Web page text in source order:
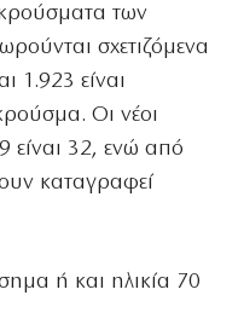
των
σχετιζόμενα
1.923 είναι
Οι νέοι
είναι 32, ενώ από
καταγραφεί
ή και ηλικία 70